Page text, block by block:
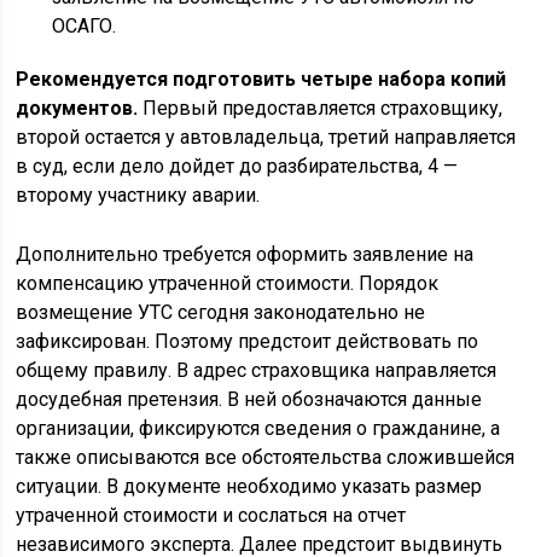
ОСАГО.
Рекомендуется подготовить четыре набора копий
документов. Первый предоставляется страховщику,
второй остается у автовладельца, третий направляется
в суд, если дело дойдет до разбирательства, 4 —
второму участнику аварии.
Дополнительно требуется оформить заявление на
компенсацию утраченной стоимости. Порядок
возмещение УТС сегодня законодательно не
зафиксирован. Поэтому предстоит действовать по
общему правилу. В адрес страховщика направляется
досудебная претензия. В ней обозначаются данные
организации, фиксируются сведения о гражданине, а
также описываются все обстоятельства сложившейся
ситуации. В документе необходимо указать размер
утраченной стоимости и сослаться на отчет
независимого эксперта. Далее предстоит выдвинуть